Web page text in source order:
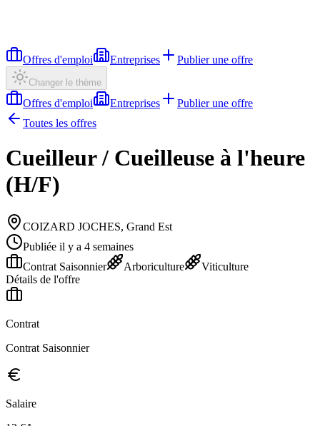
Offres d'emploi Entreprises Publier une offre
Changer le thème
Offres d'emploi Entreprises
Publier une offre
Toutes les offres
Cueilleur / Cueilleuse à l'heure
(H/F)
COIZARD JOCHES, Grand Est
Publiée il y a 4 semaines
Contrat Saisonnier
Arboriculture
Viticulture
Détails de l'offre
Contrat
Contrat Saisonnier
Salaire